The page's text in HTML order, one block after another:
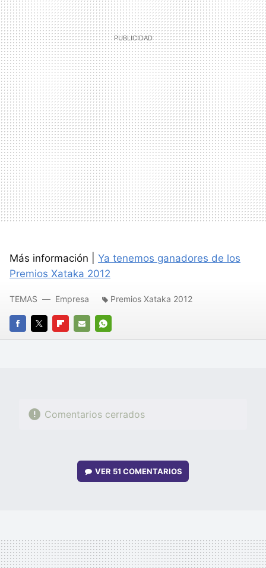
Más información | Ya tenemos ganadores de los
Premios Xataka 2012
FACEBOOK
TWITTERFLIPBOARD
E-
WHATSAPP
TEMAS Empresa Premios Xataka 2012
Comentarios cerrados
VER 51 COMENTARIOS